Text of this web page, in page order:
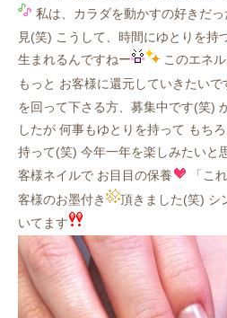
私は、カラダを動かすの好きだ
見(笑) こうして、時間にゆとりを持
生まれるんですねー
このエネ
もっと お客様に還元していきたいで
を回って下さる方、募集中です(笑)
したが 何事もゆとりを持って もち
持って(笑) 今年一年を楽しみたいと
客様ネイルで お目目の保養
「こ
客様のお墨付き
頂きました(笑) シ
いてます